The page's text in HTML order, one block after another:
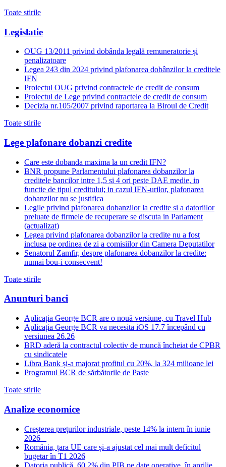
Toate stirile
Legislatie
OUG 13/2011 privind dobânda legală remuneratorie și
penalizatoare
Legea 243 din 2024 privind plafonarea dobânzilor la creditele
IFN
Proiectul OUG privind contractele de credit de consum
Proiectul de Lege privind contractele de credit de consum
Decizia nr.105/2007 privind raportarea la Biroul de Credit
Toate stirile
Lege plafonare dobanzi credite
Care este dobanda maxima la un credit IFN?
BNR propune Parlamentului plafonarea dobanzilor la
creditele bancilor intre 1,5 si 4 ori peste DAE medie, in
functie de tipul creditului; in cazul IFN-urilor, plafonarea
dobanzilor nu se justifica
Legile privind plafonarea dobanzilor la credite si a datoriilor
preluate de firmele de recuperare se discuta in Parlament
(actualizat)
Legea privind plafonarea dobanzilor la credite nu a fost
inclusa pe ordinea de zi a comisiilor din Camera Deputatilor
Senatorul Zamfir, despre plafonarea dobanzilor la credite:
numai bou-i consecvent!
Toate stirile
Anunturi banci
Aplicația George BCR are o nouă versiune, cu Travel Hub
Aplicația George BCR va necesita iOS 17.7 începând cu
versiunea 26.26
BRD aderă la contractul colectiv de muncă încheiat de CPBR
cu sindicatele
Libra Bank și-a majorat profitul cu 20%, la 324 milioane lei
Programul BCR de sărbătorile de Paște
Toate stirile
Analize economice
Creșterea prețurilor industriale, peste 14% la intern în iunie
2026
România, țara UE care și-a ajustat cel mai mult deficitul
bugetar în T1 2026
Datoria publică, 60,2% din PIB pe date operative, în aprilie